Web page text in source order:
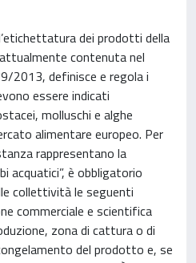
dei prodotti della
contenuta nel
2013, definisce e regola i
essere indicati
molluschi e alghe
alimentare europeo. Per
rappresentano la
acquatici”, è obbligatorio
collettività le seguenti
commerciale e scientifica
zona di cattura o di
del prodotto e, se